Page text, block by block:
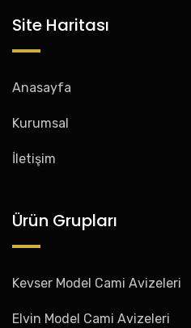
Site Haritası
Anasayfa
Kurumsal
İletişim
Ürün Grupları
Kevser Model Cami Avizeleri
Elvin Model Cami Avizeleri